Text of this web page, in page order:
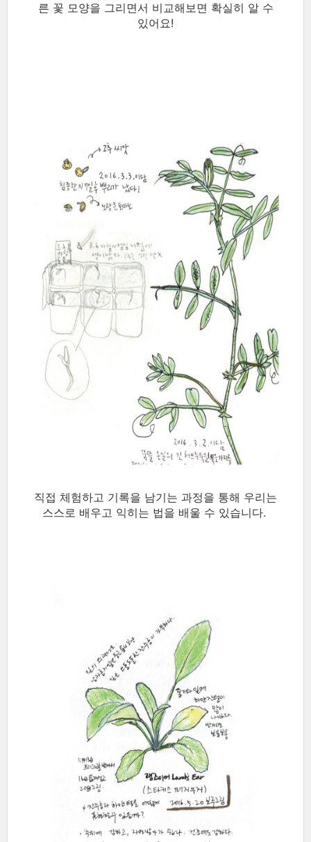
른 꽃 모양을 그리면서 비교해보면 확실히 알 수
있어요!
직접 체험하고 기록을 남기는 과정을 통해 우리는
스스로 배우고 익히는 법을 배울 수 있습니다.